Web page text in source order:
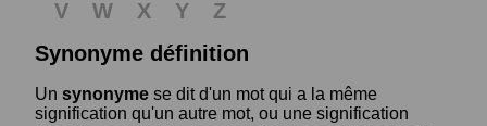
V W X Y
Z
Synonyme définition
Un synonyme se dit d'un mot qui a la même
signification qu'un autre mot, ou une signification